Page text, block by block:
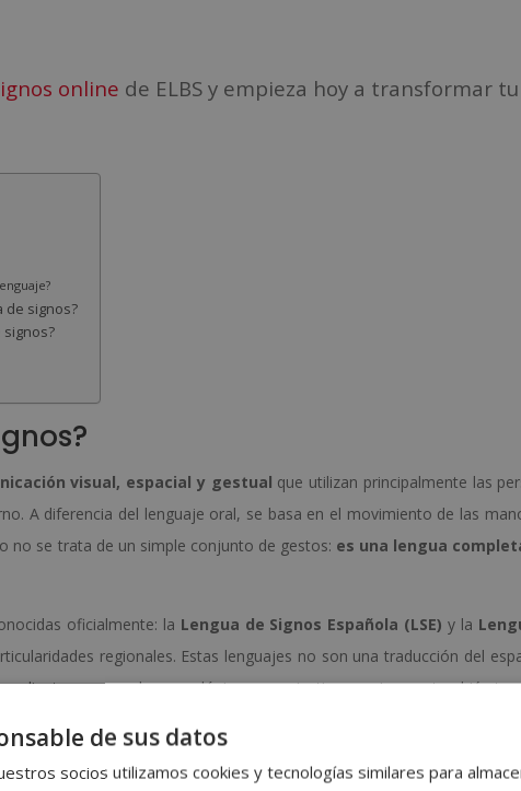
online de ELBS y empieza hoy a transformar tu
de signos?
signos?
visual, espacial y gestual que utilizan principalmente las
A diferencia del lenguaje oral, se basa en el movimiento de las
no se trata de un simple conjunto de gestos: es una lengua
oficialmente: la Lengua de Signos Española (LSE) y la
regionales. Estas lenguajes no son una traducción del
y responde a una lógica comunicativa propia, que también
y no lenguaje?
de sus datos
socios utilizamos cookies y tecnologías similares para